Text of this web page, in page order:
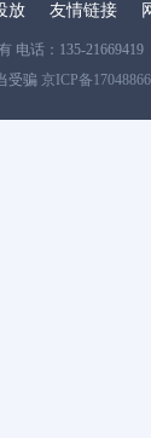
放 友情链接
电话：135-21669419
受骗 京ICP备